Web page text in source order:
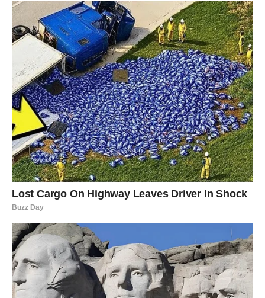
Zaključak
Ova mirisna, hrskava i kremasta pitapravi je izbor za sve
ljubitelje domaćeg peciva. Jednostavna priprema i bogat ukus
čine je idealnim dodatkom svakom obroku. Bilo da je poslužite
uz čorbu, salatu ili je jedete samu, sigurni smo da ćete uživati
u svakom zalogaju. Probajte ovaj recept i otkrijte novi omiljeni
specijalitet u vašoj kuhinji!